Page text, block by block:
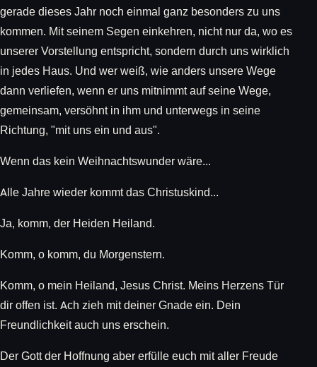
gerade dieses Jahr noch einmal ganz besonders zu uns
kommen. Mit seinem Segen einkehren, nicht nur da, wo es
unserer Vorstellung entspricht, sondern durch uns wirklich
in jedes Haus. Und wer weiß, wie anders unsere Wege
dann verliefen, wenn er uns mitnimmt auf seine Wege,
gemeinsam, versöhnt in ihm und unterwegs in seine
Richtung, "mit uns ein und aus".
Wenn das kein Weihnachtswunder wäre...
Alle Jahre wieder kommt das Christuskind...
Ja, komm, der Heiden Heiland.
Komm, o komm, du Morgenstern.
Komm, o mein Heiland, Jesus Christ. Meins Herzens Tür
dir offen ist. Ach zieh mit deiner Gnade ein. Dein
Freundlichkeit auch uns erschein.
Der Gott der Hoffnung aber erfülle euch mit aller Freude